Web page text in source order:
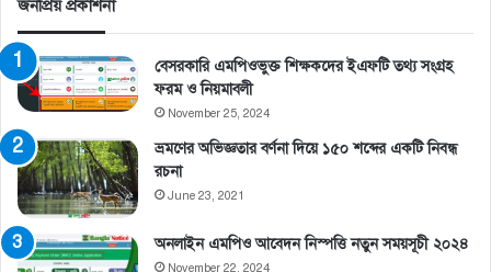
জনপ্রিয় প্রকাশনা
বেসরকারি এমপিওভুক্ত শিক্ষকদের ইএফটি তথ্য সংগ্রহ
ফরম ও নিয়মাবলী
November 25, 2024
ভ্রমণের অভিজ্ঞতার বর্ণনা দিয়ে ১৫০ শব্দের একটি নিবন্ধ
রচনা
June 23, 2021
অনলাইন এমপিও আবেদন নিস্পত্তি নতুন সময়সূচী ২০২৪
November 22, 2024